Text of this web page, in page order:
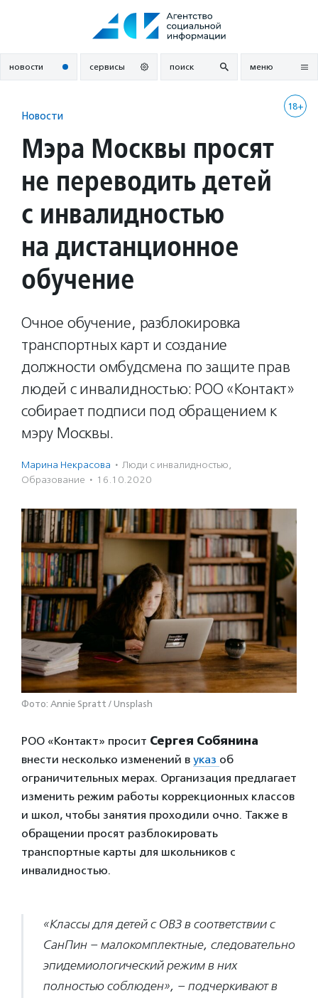
новости сервисы поиск меню
18+
Новости
Мэра Москвы просят
не переводить детей
с инвалидностью
на дистанционное
обучение
Очное обучение, разблокировка
транспортных карт и создание
должности омбудсмена по защите прав
людей с инвалидностью: РОО «Контакт»
собирает подписи под обращением к
мэру Москвы.
Марина Некрасова · Люди с инвалидностью,
Образование · 16.10.2020
Фото: Annie Spratt / Unsplash
РОО «Контакт» просит Сергея Собянина
внести несколько изменений в указ об
ограничительных мерах. Организация предлагает
изменить режим работы коррекционных классов
и школ, чтобы занятия проходили очно. Также в
обращении просят разблокировать
транспортные карты для школьников с
инвалидностью.
«Классы для детей с ОВЗ в соответствии с
СанПин – малокомплектные, следовательно
эпидемиологический режим в них
полностью соблюден», – подчеркивают в